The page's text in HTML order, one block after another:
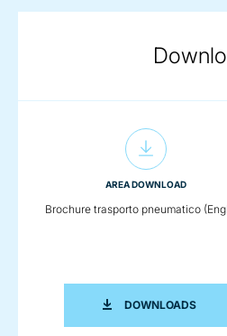
AREA DOWNLOAD
Brochure trasporto pneumatico
DOWNLOADS